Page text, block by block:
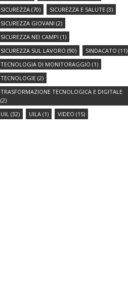
SICUREZZA (70) SICUREZZA E SALUTE (3)
SICUREZZA GIOVANI (2)
SICUREZZA NEI CAMPI (1)
SICUREZZA SUL LAVORO (90) SINDACATO (11)
TECNOLOGIA DI MONITORAGGIO (1)
TECNOLOGIE (2)
TRASFORMAZIONE TECNOLOGICA E DIGITALE
(2)
UIL (32) UILA (1) VIDEO (15)